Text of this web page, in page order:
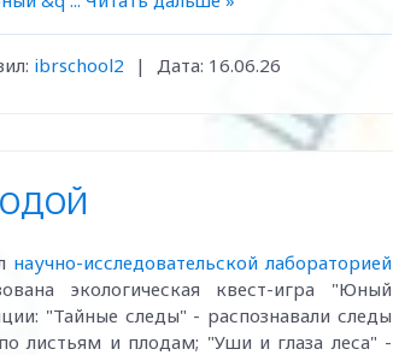
ibrschool2 | Дата: 16.06.26
научно-исследовательской лабораторией
экологическая квест-игра "Юный
"Тайные следы" - распознавали следы
листьям и плодам; "Уши и глаза леса" -